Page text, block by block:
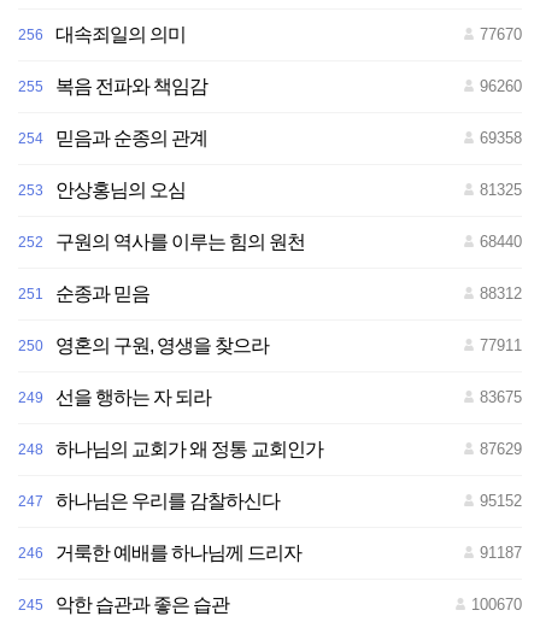
256 대속죄일의 의미 77670
255 복음 전파와 책임감 96260
254 믿음과 순종의 관계 69358
253 안상홍님의 오심 81325
252 구원의 역사를 이루는 힘의 원천 68440
251 순종과 믿음 88312
250 영혼의 구원, 영생을 찾으라 77911
249 선을 행하는 자 되라 83675
248 하나님의 교회가 왜 정통 교회인가 87629
247 하나님은 우리를 감찰하신다 95152
246 거룩한 예배를 하나님께 드리자 91187
245 악한 습관과 좋은 습관 100670